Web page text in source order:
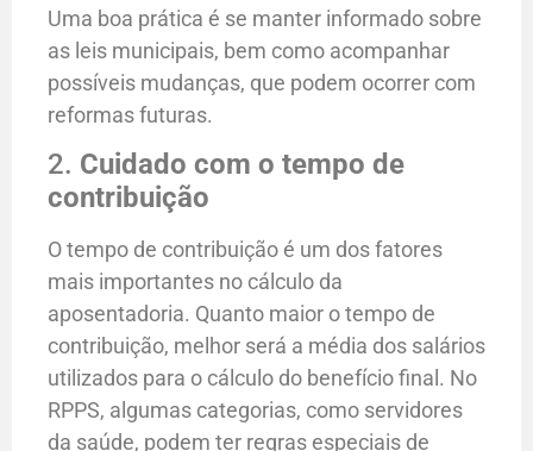
Uma boa prática é se manter informado sobre
as leis municipais, bem como acompanhar
possíveis mudanças, que podem ocorrer com
reformas futuras.
2. Cuidado com o tempo de
contribuição
O tempo de contribuição é um dos fatores
mais importantes no cálculo da
aposentadoria. Quanto maior o tempo de
contribuição, melhor será a média dos salários
utilizados para o cálculo do benefício final. No
RPPS, algumas categorias, como servidores
da saúde, podem ter regras especiais de